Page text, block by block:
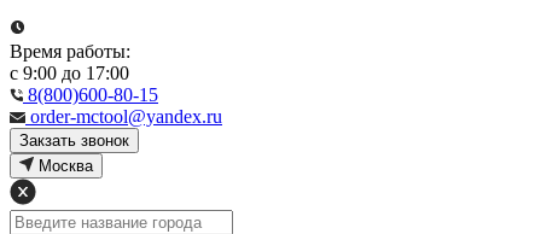
Время работы:
с 9:00 до 17:00
8(800)600-80-15
order-mctool@yandex.ru
Закзать звонок
Москва